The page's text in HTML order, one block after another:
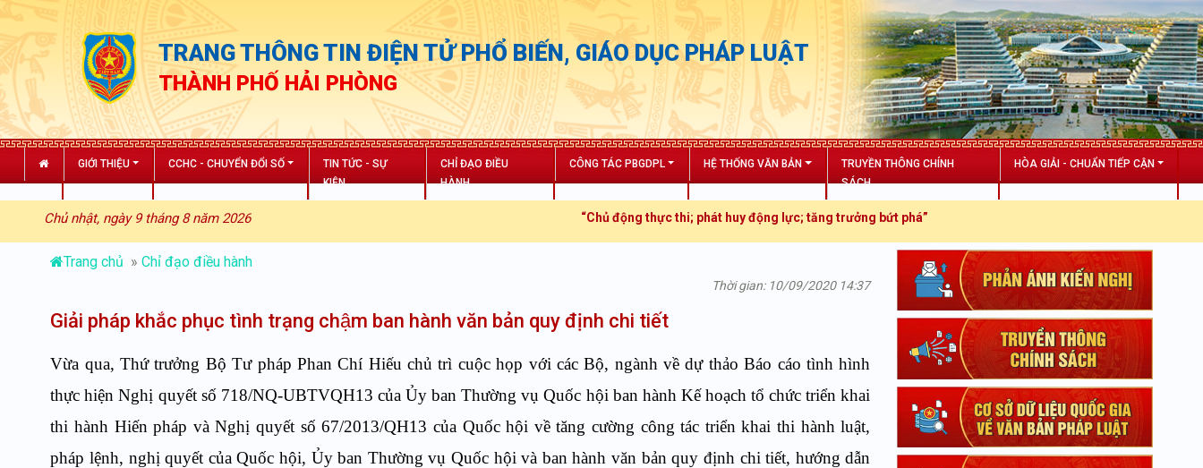
TRANG THÔNG TIN ĐIỆN TỬ PHỔ BIẾN, GIÁO DỤC PHÁP LUẬT
THÀNH PHỐ HẢI PHÒNG
GIỚI THIỆU CCHC - CHUYỂN ĐỔI SỐ
TIN TỨC - SỰ
KIỆN
CHỈ ĐẠO ĐIỀU
HÀNH
CÔNG TÁC PBGDPL HỆ THỐNG VĂN BẢN
TRUYỀN THÔNG CHÍNH
SÁCH
HÒA GIẢI - CHUẨN TIẾP CẬN
Chủ nhật, ngày 9 tháng 8 năm 2026 “Chủ động thực thi; phát huy động lực; tăng trưởng bứt phá”
Trang chủ »Chỉ đạo điều hành
Thời gian: 10/09/2020 14:37
Giải pháp khắc phục tình trạng chậm ban hành văn bản quy định chi tiết
Vừa qua, Thứ trưởng Bộ Tư pháp Phan Chí Hiếu chủ trì cuộc họp với các Bộ, ngành về dự thảo Báo cáo tình hình
thực hiện Nghị quyết số 718/NQ-UBTVQH13 của Ủy ban Thường vụ Quốc hội ban hành Kế hoạch tổ chức triển khai
thi hành Hiến pháp và Nghị quyết số 67/2013/QH13 của Quốc hội về tăng cường công tác triển khai thi hành luật,
pháp lệnh, nghị quyết của Quốc hội, Ủy ban Thường vụ Quốc hội và ban hành văn bản quy định chi tiết, hướng dẫn